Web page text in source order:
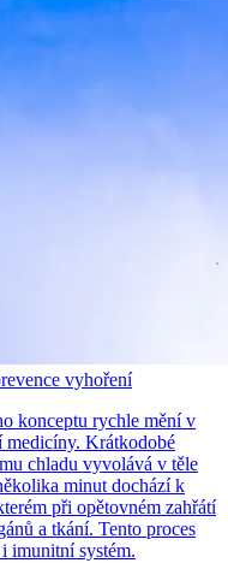
vyhoření
konceptu rychle mění v
medicíny. Krátkodobé
chladu vyvolává v těle
minut dochází k
při opětovném zahřátí
a tkání. Tento proces
imunitní systém.